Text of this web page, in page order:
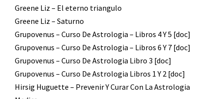
Greene Liz – El eterno triangulo
Greene Liz – Saturno
Grupovenus – Curso De Astrologia – Libros 4 Y 5 [doc]
Grupovenus – Curso De Astrologia – Libros 6 Y 7 [doc]
Grupovenus – Curso De Astrologia Libro 3 [doc]
Grupovenus – Curso De Astrologia Libros 1 Y 2 [doc]
Hirsig Huguette – Prevenir Y Curar Con La Astrologia